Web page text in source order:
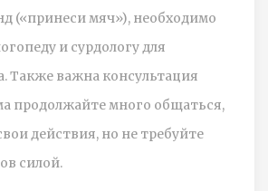
(«принеси мяч»), необходимо
и сурдологу для
Также важна консультация
продолжайте много общаться,
действия, но не требуйте
силой.